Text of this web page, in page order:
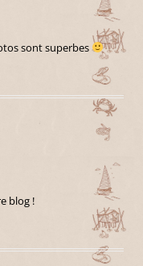
sont superbes
blog !